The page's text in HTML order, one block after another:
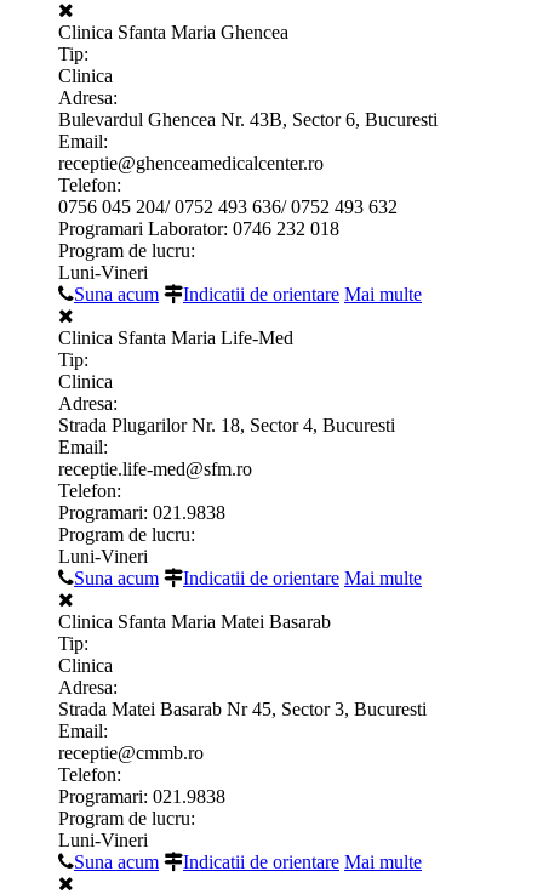
Clinica Sfanta Maria Ghencea
Tip:
Clinica
Adresa:
Bulevardul Ghencea Nr. 43B, Sector 6, Bucuresti
Email:
receptie@ghenceamedicalcenter.ro
Telefon:
0756 045 204/ 0752 493 636/ 0752 493 632
Programari Laborator: 0746 232 018
Program de lucru:
Luni-Vineri
Suna acum
Indicatii de orientare Mai multe
Clinica Sfanta Maria Life-Med
Tip:
Clinica
Adresa:
Strada Plugarilor Nr. 18, Sector 4, Bucuresti
Email:
receptie.life-med@sfm.ro
Telefon:
Programari: 021.9838
Program de lucru:
Luni-Vineri
Suna acum
Indicatii de orientare Mai multe
Clinica Sfanta Maria Matei Basarab
Tip:
Clinica
Adresa:
Strada Matei Basarab Nr 45, Sector 3, Bucuresti
Email:
receptie@cmmb.ro
Telefon:
Programari: 021.9838
Program de lucru:
Luni-Vineri
Suna acum
Indicatii de orientare Mai multe